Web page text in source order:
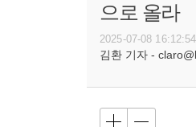
으로 올라
2025-07-08 16:12:54
김환 기자 -